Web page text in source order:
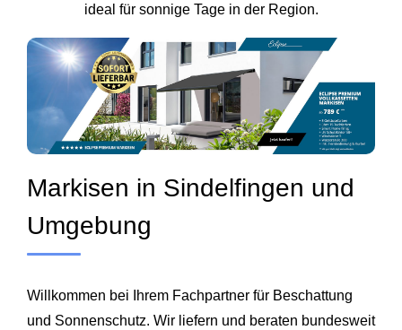
ideal für sonnige Tage in der Region.
Markisen in Sindelfingen und
Umgebung
Willkommen bei Ihrem Fachpartner für Beschattung
und Sonnenschutz. Wir liefern und beraten bundesweit